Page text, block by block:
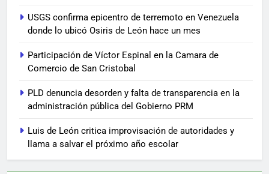
USGS confirma epicentro de terremoto en Venezuela
donde lo ubicó Osiris de León hace un mes
Participación de Víctor Espinal en la Camara de
Comercio de San Cristobal
PLD denuncia desorden y falta de transparencia en la
administración pública del Gobierno PRM
Luis de León critica improvisación de autoridades y
llama a salvar el próximo año escolar